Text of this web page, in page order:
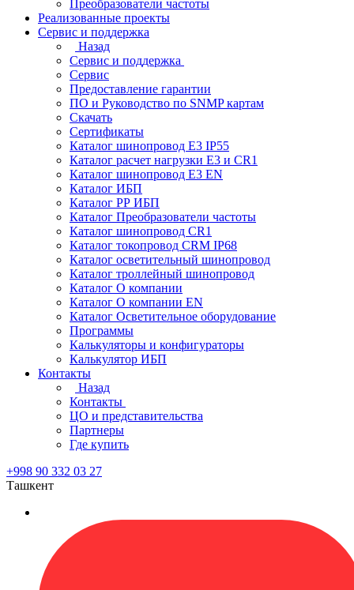
Преобразователи частоты
Реализованные проекты
Сервис и поддержка
Назад
Сервис и поддержка
Сервис
Предоставление гарантии
ПО и Руководство по SNMP картам
Скачать
Сертификаты
Каталог шинопровод E3 IP55
Каталог расчет нагрузки Е3 и CR1
Каталог шинопровод E3 EN
Каталог ИБП
Каталог РР ИБП
Каталог Преобразователи частоты
Каталог шинопровод CR1
Каталог токопровод CRM IP68
Каталог осветительный шинопровод
Каталог троллейный шинопровод
Каталог О компании
Каталог О компании EN
Каталог Осветительное оборудование
Программы
Калькуляторы и конфигураторы
Калькулятор ИБП
Контакты
Назад
Контакты
ЦО и представительства
Партнеры
Где купить
+998 90 332 03 27
Ташкент